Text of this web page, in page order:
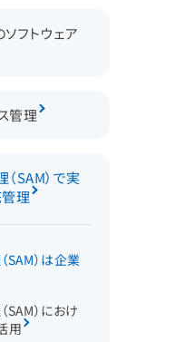
フトウェア
管理
SAM）で実
理
SAM）は企業
SAM）におけ
用